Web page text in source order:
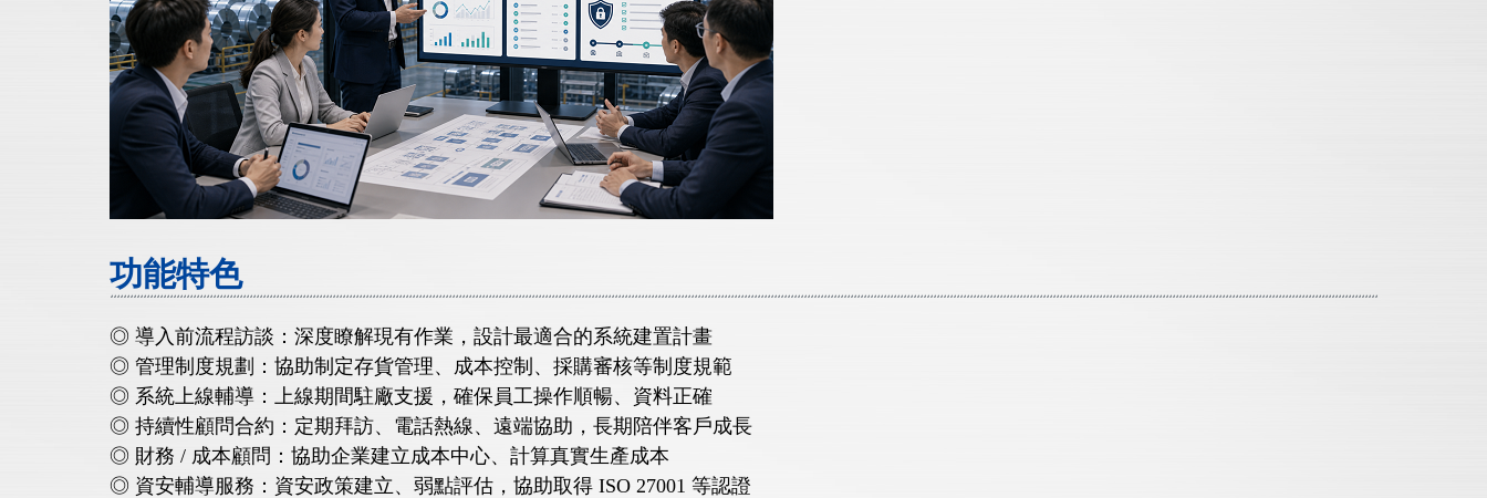
功能特色
◎ 導入前流程訪談：深度瞭解現有作業，設計最適合的系統建置計畫
◎ 管理制度規劃：協助制定存貨管理、成本控制、採購審核等制度規範
◎ 系統上線輔導：上線期間駐廠支援，確保員工操作順暢、資料正確
◎ 持續性顧問合約：定期拜訪、電話熱線、遠端協助，長期陪伴客戶成長
◎ 財務 / 成本顧問：協助企業建立成本中心、計算真實生產成本
◎ 資安輔導服務：資安政策建立、弱點評估，協助取得 ISO 27001 等認證